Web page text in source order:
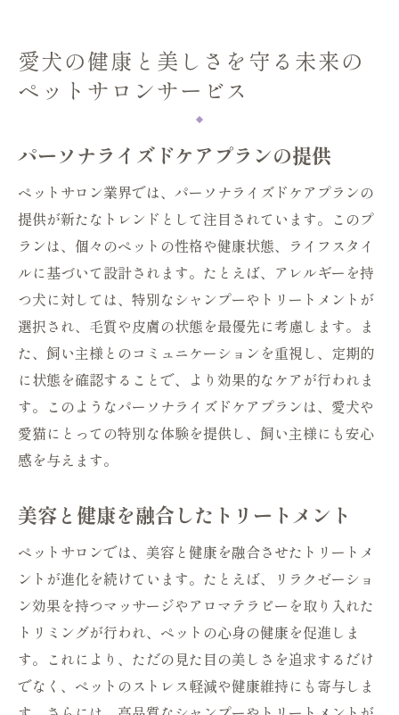
愛犬の健康と美しさを守る未来の
ペットサロンサービス
パーソナライズドケアプランの提供
ペットサロン業界では、パーソナライズドケアプランの
提供が新たなトレンドとして注目されています。このプ
ランは、個々のペットの性格や健康状態、ライフスタイ
ルに基づいて設計されます。たとえば、アレルギーを持
つ犬に対しては、特別なシャンプーやトリートメントが
選択され、毛質や皮膚の状態を最優先に考慮します。ま
た、飼い主様とのコミュニケーションを重視し、定期的
に状態を確認することで、より効果的なケアが行われま
す。このようなパーソナライズドケアプランは、愛犬や
愛猫にとっての特別な体験を提供し、飼い主様にも安心
感を与えます。
美容と健康を融合したトリートメント
ペットサロンでは、美容と健康を融合させたトリートメ
ントが進化を続けています。たとえば、リラクゼーショ
ン効果を持つマッサージやアロマテラピーを取り入れた
トリミングが行われ、ペットの心身の健康を促進しま
す。これにより、ただの見た目の美しさを追求するだけ
でなく、ペットのストレス軽減や健康維持にも寄与しま